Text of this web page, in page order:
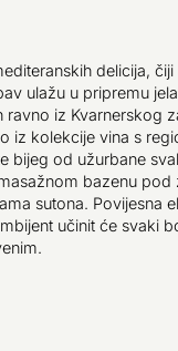
delicija,
ulažu u pripremu
iz Kvarnerskog
iz kolekcije vina s
bijeg od užurbane
bazenu pod
sutona. Povijesna
učinit će svaki